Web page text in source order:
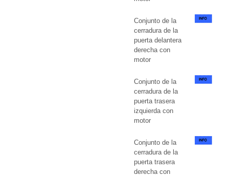
Conjunto de la
cerradura de la
puerta delantera
derecha con
motor
Conjunto de la
cerradura de la
puerta trasera
izquierda con
motor
Conjunto de la
cerradura de la
puerta trasera
derecha con